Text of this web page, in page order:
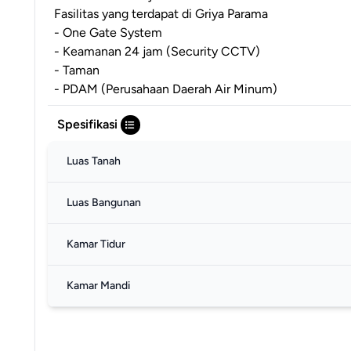
Fasilitas yang terdapat di Griya Parama
- One Gate System
- Keamanan 24 jam (Security CCTV)
- Taman
- PDAM (Perusahaan Daerah Air Minum)
Spesifikasi
Luas Tanah
Luas Bangunan
Kamar Tidur
Kamar Mandi